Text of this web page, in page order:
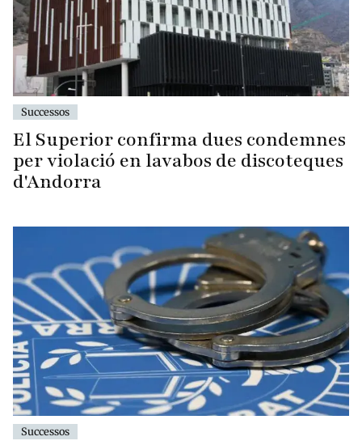
Successos
El Superior confirma dues condemnes
per violació en lavabos de discoteques
d'Andorra
Successos